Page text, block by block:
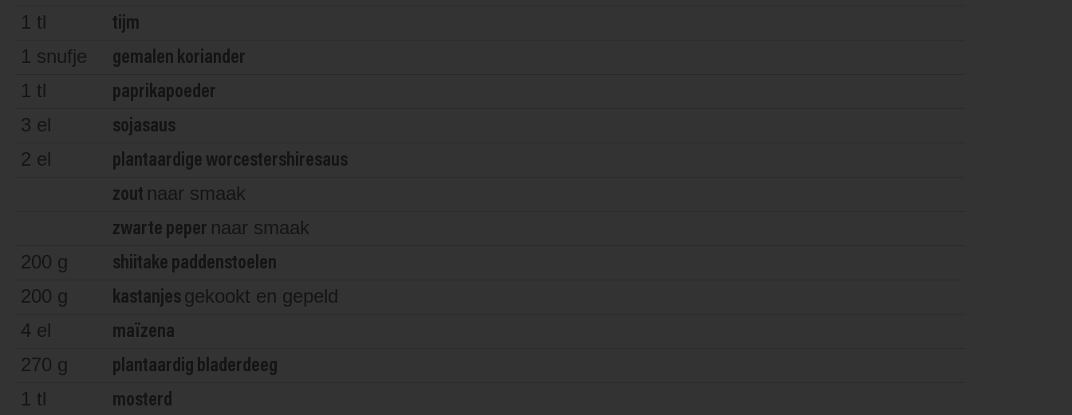
1 tl tijm
1 snufje gemalen koriander
1 tl paprikapoeder
3 el sojasaus
2 el
plantaardige worcestershiresaus
zout naar smaak
zwarte peper naar smaak
200 g shiitake paddenstoelen
200 g kastanjes gekookt en gepeld
4 el maïzena
270 g plantaardig bladerdeeg
1 tl mosterd